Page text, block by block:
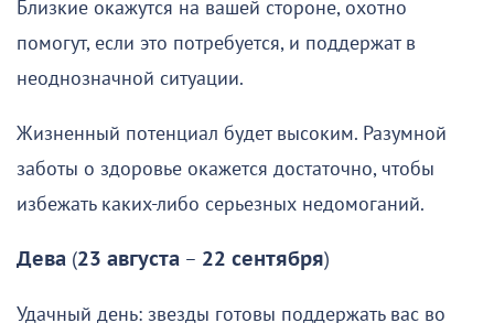
Близкие окажутся на вашей стороне, охотно
помогут, если это потребуется, и поддержат в
неоднозначной ситуации.
Жизненный потенциал будет высоким. Разумной
заботы о здоровье окажется достаточно, чтобы
избежать каких-либо серьезных недомоганий.
Дева (23 августа – 22 сентября)
Удачный день: звезды готовы поддержать вас во